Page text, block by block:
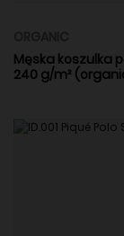
Męska koszulka
240 g/m²